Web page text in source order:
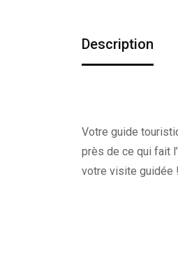
Description
Votre guide
près de ce qui fait
votre visite guidée !